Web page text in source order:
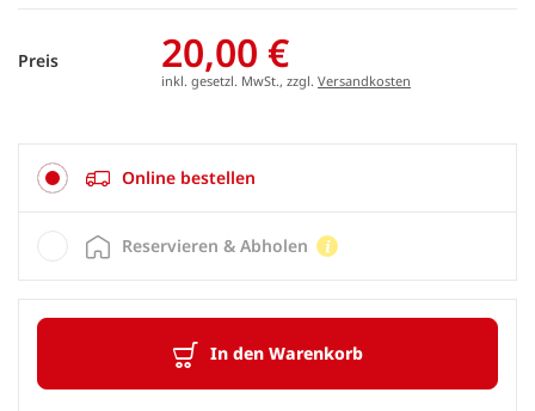
Preis 20,00 €
inkl. gesetzl. MwSt., zzgl. Versandkosten
Online bestellen
In den Warenkorb
Reservieren & Abholen